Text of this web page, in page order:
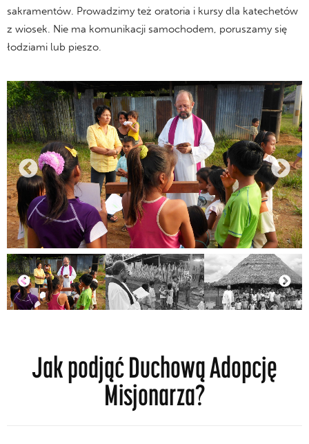
sakramentów. Prowadzimy też oratoria i kursy dla katechetów
z wiosek. Nie ma komunikacji samochodem, poruszamy się
łodziami lub pieszo.
Jak podjąć Duchową Adopcję
Misjonarza?